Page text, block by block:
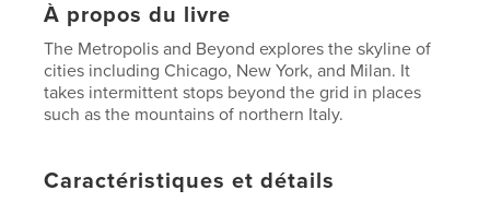
À propos du livre
The Metropolis and Beyond explores the skyline of
cities including Chicago, New York, and Milan. It
takes intermittent stops beyond the grid in places
such as the mountains of northern Italy.
Caractéristiques et détails